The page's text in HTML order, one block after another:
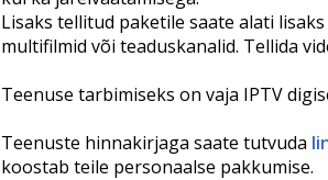
Lisaks tellitud paketile saate alati
multifilmid või teaduskanalid. Tellida
Teenuse tarbimiseks on vaja IPTV
Teenuste hinnakirjaga saate tutvuda
koostab teile personaalse pakkumise.